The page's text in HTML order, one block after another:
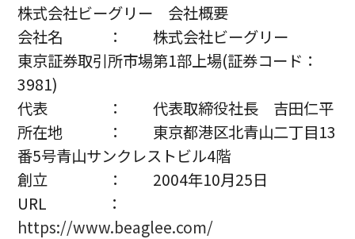
株式会社ビーグリー 会社概要
会社名 ： 株式会社ビーグリー
東京証券取引所市場第1部上場(証券コード：
3981)
代表 ： 代表取締役社長 吉田仁平
所在地 ： 東京都港区北青山二丁目13
番5号青山サンクレストビル4階
創立 ： 2004年10月25日
URL ：
https://www.beaglee.com/